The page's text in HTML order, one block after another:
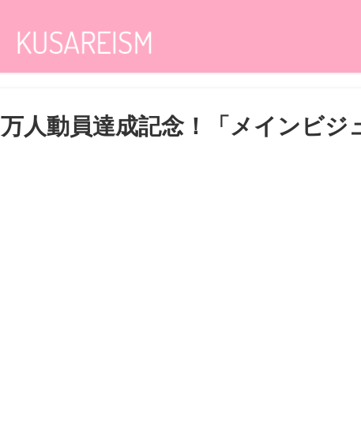
人動員達成記念！「メインビジ